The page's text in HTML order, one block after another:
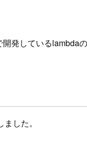
発しているlambda
した。